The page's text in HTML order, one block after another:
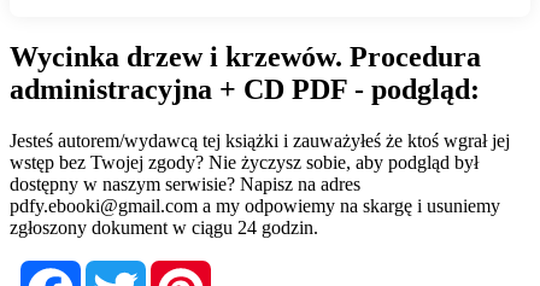
Wycinka drzew i krzewów. Procedura
administracyjna + CD PDF - podgląd:
Jesteś autorem/wydawcą tej książki i zauważyłeś że ktoś wgrał jej
wstęp bez Twojej zgody? Nie życzysz sobie, aby podgląd był
dostępny w naszym serwisie? Napisz na adres
pdfy.ebooki@gmail.com a my odpowiemy na skargę i usuniemy
zgłoszony dokument w ciągu 24 godzin.
FacebookTwitter